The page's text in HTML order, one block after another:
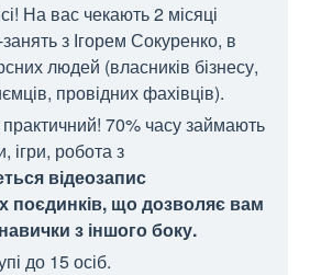
На вас чекають 2 місяці
з Ігорем Сокуренко, в
людей (власників бізнесу,
провідних фахівців).
70% часу займають
ігри, робота з
відеозапис
поєдинків, що дозволяє вам
з іншого боку.
до 15 осіб.